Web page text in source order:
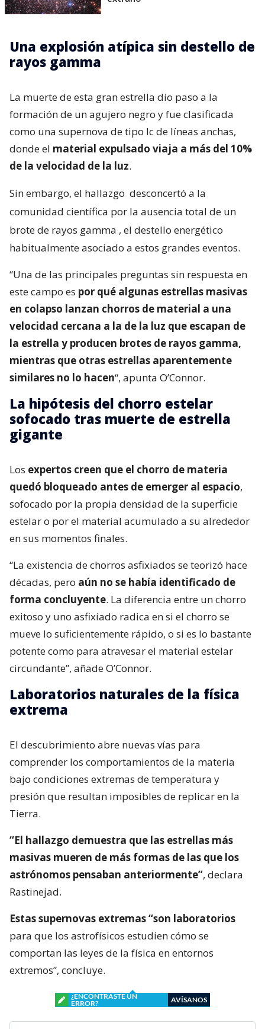
Una explosión atípica sin destello de
rayos gamma
La muerte de esta gran estrella dio paso a la
formación de un agujero negro y fue clasificada
como una supernova de tipo Ic de líneas anchas,
donde el material expulsado viaja a más del 10%
de la velocidad de la luz.
Sin embargo, el hallazgo desconcertó a la
comunidad científica por la ausencia total de un
brote de rayos gamma , el destello energético
habitualmente asociado a estos grandes eventos.
“Una de las principales preguntas sin respuesta en
este campo es por qué algunas estrellas masivas
en colapso lanzan chorros de material a una
velocidad cercana a la de la luz que escapan de
la estrella y producen brotes de rayos gamma,
mientras que otras estrellas aparentemente
similares no lo hacen“, apunta O’Connor.
La hipótesis del chorro estelar
sofocado tras muerte de estrella
gigante
Los expertos creen que el chorro de materia
quedó bloqueado antes de emerger al espacio,
sofocado por la propia densidad de la superficie
estelar o por el material acumulado a su alrededor
en sus momentos finales.
“La existencia de chorros asfixiados se teorizó hace
décadas, pero aún no se había identificado de
forma concluyente. La diferencia entre un chorro
exitoso y uno asfixiado radica en si el chorro se
mueve lo suficientemente rápido, o si es lo bastante
potente como para atravesar el material estelar
circundante”, añade O’Connor.
Laboratorios naturales de la física
extrema
El descubrimiento abre nuevas vías para
comprender los comportamientos de la materia
bajo condiciones extremas de temperatura y
presión que resultan imposibles de replicar en la
Tierra.
“El hallazgo demuestra que las estrellas más
masivas mueren de más formas de las que los
astrónomos pensaban anteriormente”, declara
Rastinejad.
Estas supernovas extremas “son laboratorios
para que los astrofísicos estudien cómo se
comportan las leyes de la física en entornos
extremos”, concluye.
¿ENCONTRASTE UN
ERROR?
AVÍSANOS